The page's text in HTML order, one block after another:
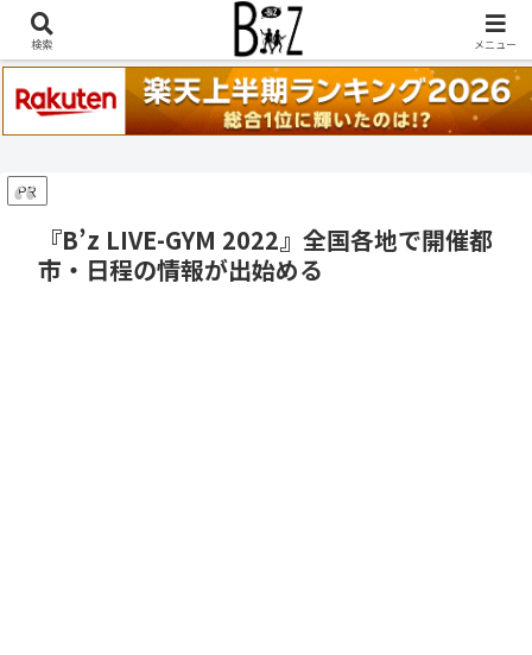
稲葉浩志『en-Zepp』『enⅣ』セトリ一覧はこちら
PR
『B’z LIVE-GYM 2022』全国各地で開催都
市・日程の情報が出始める
検索 メニュー